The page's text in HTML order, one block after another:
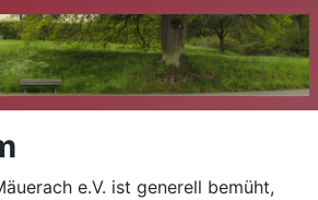
e.V. ist generell bemüht,